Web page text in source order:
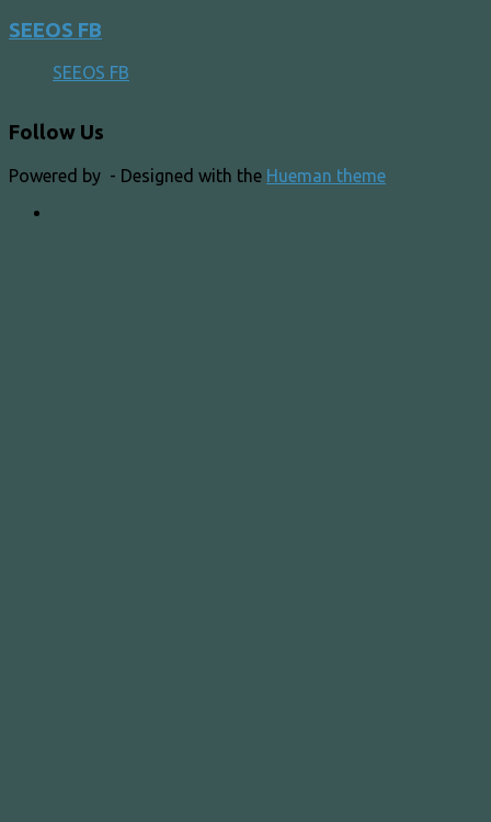
SEEOS FB
SEEOS FB
Follow Us
Powered by - Designed with the Hueman theme